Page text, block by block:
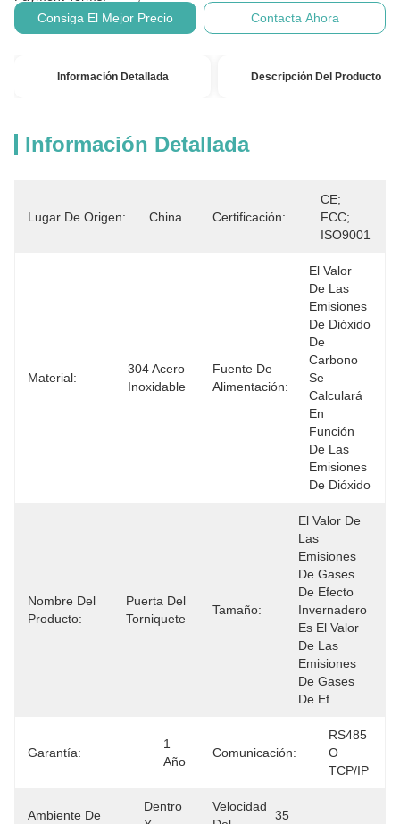
Consiga El Mejor Precio
Contacta Ahora
Información Detallada Descripción Del Producto
Información Detallada
Lugar De Origen: China. Certificación:
CE;
FCC;
ISO9001
Material:
304 Acero
Inoxidable
Fuente De
Alimentación:
El Valor
De Las
Emisiones
De Dióxido
De
Carbono
Se
Calculará
En
Función
De Las
Emisiones
Nombre Del
Producto:
Puerta Del
Torniquete
Tamaño:
El Valor De
Las
Emisiones
De Gases
De Efecto
Invernadero
Es El Valor
De Las
Emisiones
De Gases
De Ef
Garantía:
1
Año
Comunicación:
RS485
O
TCP/IP
Ambiente De
Dentro
Velocidad
35